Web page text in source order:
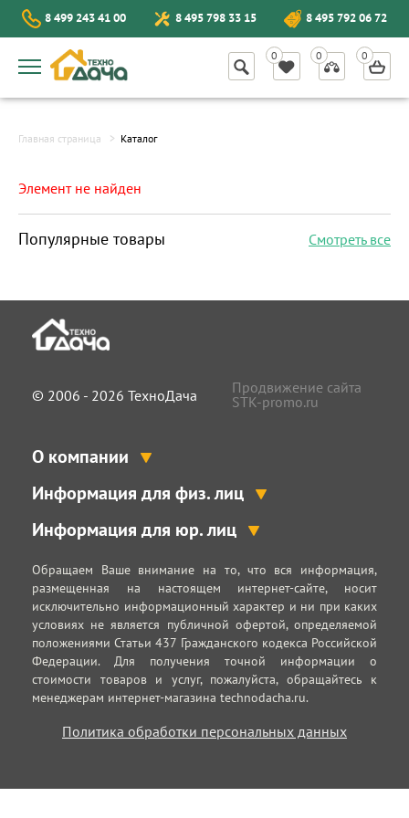
8 499 243 41 00 8 495 798 33 15 8 495 792 06 72
Главная страница Каталог
Элемент не найден
Популярные товары Смотреть все
© 2006 - 2026 ТехноДача
Продвижение сайта
STK-promo.ru
О компании
Информация для физ. лиц
Информация для юр. лиц
Обращаем Ваше внимание на то, что вся информация,
размещенная на настоящем интернет-сайте, носит
исключительно информационный характер и ни при каких
условиях не является публичной офертой, определяемой
положениями Статьи 437 Гражданского кодекса Российской
Федерации. Для получения точной информации о
стоимости товаров и услуг, пожалуйста, обращайтесь к
менеджерам интернет-магазина technodacha.ru.
Политика обработки персональных данных